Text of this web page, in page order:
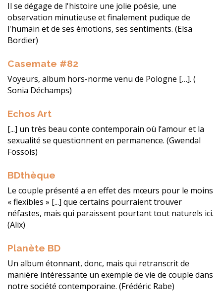
Il se dégage de l'histoire une jolie poésie, une
observation minutieuse et finalement pudique de
l'humain et de ses émotions, ses sentiments. (Elsa
Bordier)
Casemate #82
Voyeurs, album hors-norme venu de Pologne […]. (
Sonia Déchamps)
Echos Art
[...] un très beau conte contemporain où l’amour et la
sexualité se questionnent en permanence. (Gwendal
Fossois)
BDthèque
Le couple présenté a en effet des mœurs pour le moins
« flexibles » [...] que certains pourraient trouver
néfastes, mais qui paraissent pourtant tout naturels ici.
(Alix)
Planète BD
Un album étonnant, donc, mais qui retranscrit de
manière intéressante un exemple de vie de couple dans
notre société contemporaine. (Frédéric Rabe)